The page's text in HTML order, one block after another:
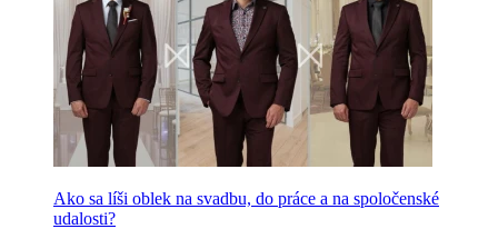
Ako sa líši oblek na svadbu, do práce a na spoločenské
udalosti?